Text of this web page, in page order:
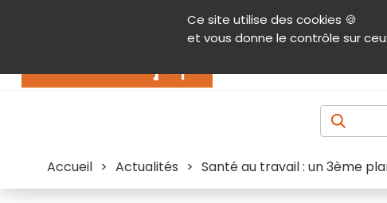
Ce site utilise des cookies 🍪
et vous donne le contrôle sur
Contenu Aide et accessibilité Menu principal
Accueil > Actualités > Santé au travail : un 3ème